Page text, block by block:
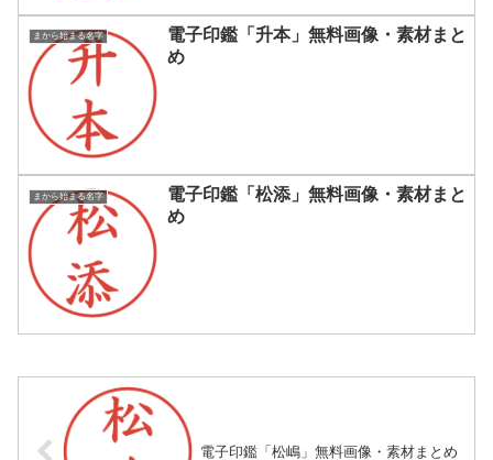
まから始まる名字
電子印鑑「升本」無料画像・素材まと
め
まから始まる名字
電子印鑑「松添」無料画像・素材まと
め
電子印鑑「松嶋」無料画像・素材まとめ